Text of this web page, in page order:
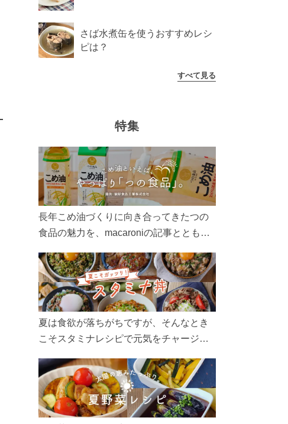
さば水煮缶を使うおすすめレシ
ピは？
すべて見る
特集
長年こめ油づくりに向き合ってきたつの
食品の魅力を、macaroniの記事とともに
ん、製造現場や品質へのこだわりまで。
こめ油をもっと好きになるコンテンツを
ぜひお楽しみください。
夏は食欲が落ちがちですが、そんなとき
こそスタミナレシピで元気をチャージ！
リ食べて、夏バテを吹き飛ばしましょ
う！